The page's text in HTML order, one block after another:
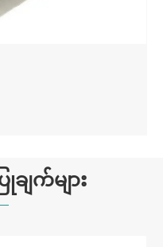
ျက်များ